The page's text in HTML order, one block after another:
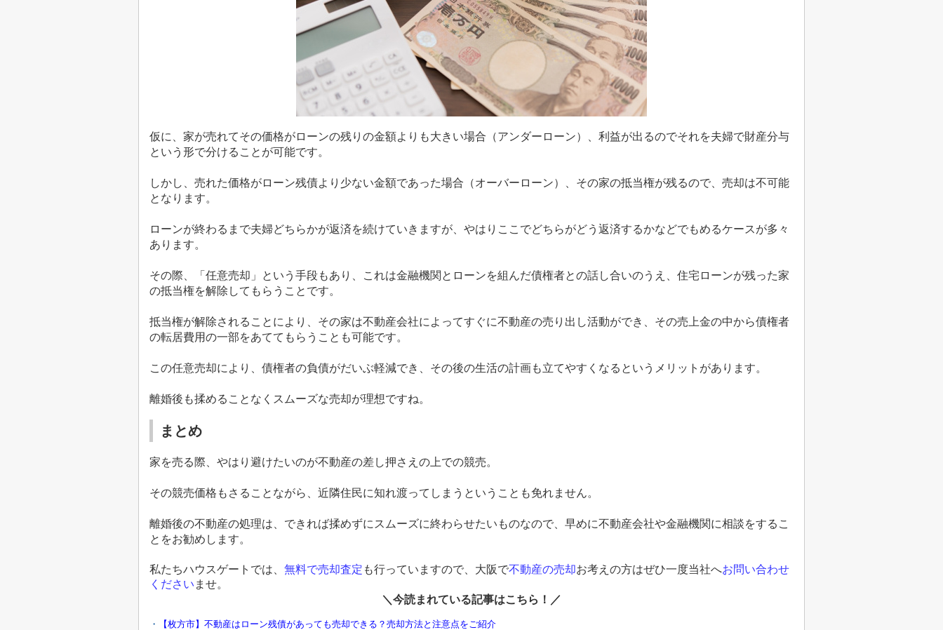
仮に、家が売れてその価格がローンの残りの金額よりも大きい場合（アンダーローン）、利益が出るのでそれを夫婦で財産分与
という形で分けることが可能です。
しかし、売れた価格がローン残債より少ない金額であった場合（オーバーローン）、その家の抵当権が残るので、売却は不可能
となります。
ローンが終わるまで夫婦どちらかが返済を続けていきますが、やはりここでどちらがどう返済するかなどでもめるケースが多々
あります。
その際、「任意売却」という手段もあり、これは金融機関とローンを組んだ債権者との話し合いのうえ、住宅ローンが残った家
の抵当権を解除してもらうことです。
抵当権が解除されることにより、その家は不動産会社によってすぐに不動産の売り出し活動ができ、その売上金の中から債権者
の転居費用の一部をあててもらうことも可能です。
この任意売却により、債権者の負債がだいぶ軽減でき、その後の生活の計画も立てやすくなるというメリットがあります。
離婚後も揉めることなくスムーズな売却が理想ですね。
まとめ
家を売る際、やはり避けたいのが不動産の差し押さえの上での競売。
その競売価格もさることながら、近隣住民に知れ渡ってしまうということも免れません。
離婚後の不動産の処理は、できれば揉めずにスムーズに終わらせたいものなので、早めに不動産会社や金融機関に相談をするこ
とをお勧めします。
私たちハウスゲートでは、 無料で売却査定 も行っていますので、大阪で不動産の売却お考えの方はぜひ一度当社へお問い合わせ
ください ませ。
＼今読まれている記事はこちら！／
・
【枚方市】不動産はローン残債があっても売却できる？売却方法と注意点をご紹介